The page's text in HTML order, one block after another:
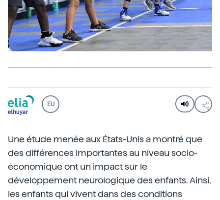
EU
Une étude menée aux États-Unis a montré que
des différences importantes au niveau socio-
économique ont un impact sur le
développement neurologique des enfants. Ainsi,
les enfants qui vivent dans des conditions